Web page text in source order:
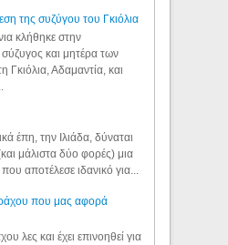
της συζύγου του Γκιόλια
κλήθηκε στην
και μητέρα των
Γκιόλια, Αδαμαντία, και
έπη, την Ιλιάδα, δύναται
μάλιστα δύο φορές) μια
αποτέλεσε ιδανικό για...
που μας αφορά
λες και έχει επινοηθεί για